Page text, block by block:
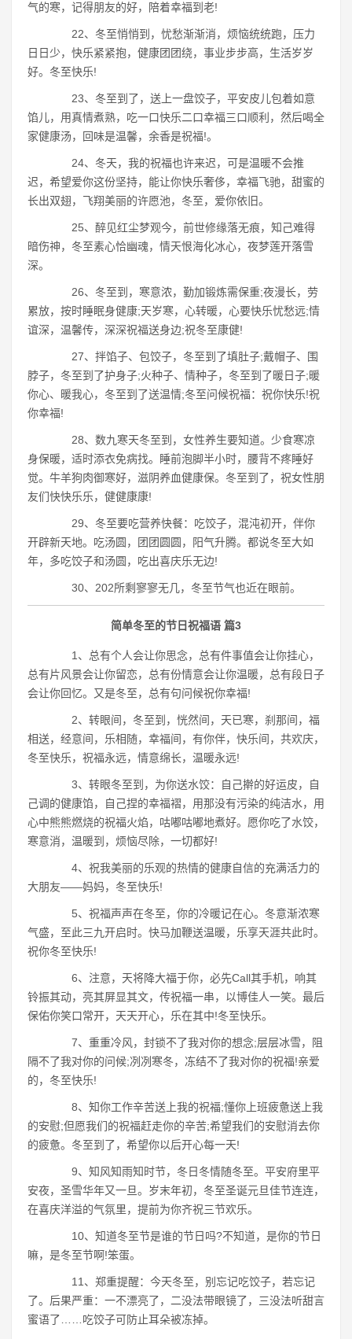
气的寒，记得朋友的好，陪着幸福到老!
22、冬至悄悄到，忧愁渐渐消，烦恼统统跑，压力
日日少，快乐紧紧抱，健康团团绕，事业步步高，生活岁岁
好。冬至快乐!
23、冬至到了，送上一盘饺子，平安皮儿包着如意
馅儿，用真情煮熟，吃一口快乐二口幸福三口顺利，然后喝全
家健康汤，回味是温馨，余香是祝福!。
24、冬天，我的祝福也许来迟，可是温暖不会推
迟，希望爱你这份坚持，能让你快乐奢侈，幸福飞驰，甜蜜的
长出双翅，飞翔美丽的许愿池，冬至，爱你依旧。
25、醉见红尘梦观今，前世修缘落无痕，知己难得
暗伤神，冬至素心恰幽魂，情天恨海化冰心，夜梦莲开落雪
深。
26、冬至到，寒意浓，勤加锻炼需保重;夜漫长，劳
累放，按时睡眠身健康;天岁寒，心转暖，心要快乐忧愁远;情
谊深，温馨传，深深祝福送身边;祝冬至康健!
27、拌馅子、包饺子，冬至到了填肚子;戴帽子、围
脖子，冬至到了护身子;火种子、情种子，冬至到了暖日子;暖
你心、暖我心，冬至到了送温情;冬至问候祝福：祝你快乐!祝
你幸福!
28、数九寒天冬至到，女性养生要知道。少食寒凉
身保暖，适时添衣免病找。睡前泡脚半小时，腰背不疼睡好
觉。牛羊狗肉御寒好，滋阴养血健康保。冬至到了，祝女性朋
友们快快乐乐，健健康康!
29、冬至要吃营养快餐：吃饺子，混沌初开，伴你
开辟新天地。吃汤圆，团团圆圆，阳气升腾。都说冬至大如
年，多吃饺子和汤圆，吃出喜庆乐无边!
30、202所剩寥寥无几，冬至节气也近在眼前。
简单冬至的节日祝福语 篇3
1、总有个人会让你思念，总有件事值会让你挂心，
总有片风景会让你留恋，总有份情意会让你温暖，总有段日子
会让你回忆。又是冬至，总有句问候祝你幸福!
2、转眼间，冬至到，恍然间，天已寒，刹那间，福
相送，经意间，乐相随，幸福间，有你伴，快乐间，共欢庆，
冬至快乐，祝福永远，情意绵长，温暖永远!
3、转眼冬至到，为你送水饺：自己擀的好运皮，自
己调的健康馅，自己捏的幸福褶，用那没有污染的纯洁水，用
心中熊熊燃烧的祝福火焰，咕嘟咕嘟地煮好。愿你吃了水饺，
寒意消，温暖到，烦恼尽除，一切都好!
4、祝我美丽的乐观的热情的健康自信的充满活力的
大朋友――妈妈，冬至快乐!
5、祝福声声在冬至，你的冷暖记在心。冬意渐浓寒
气盛，至此三九开启时。快马加鞭送温暖，乐享天涯共此时。
祝你冬至快乐!
6、注意，天将降大福于你，必先Call其手机，响其
铃振其动，亮其屏显其文，传祝福一串，以博佳人一笑。最后
保佑你笑口常开，天天开心，乐在其中!冬至快乐。
7、重重冷风，封锁不了我对你的想念;层层冰雪，阻
隔不了我对你的问候;冽冽寒冬，冻结不了我对你的祝福!亲爱
的，冬至快乐!
8、知你工作辛苦送上我的祝福;懂你上班疲惫送上我
的安慰;但愿我们的祝福赶走你的辛苦;希望我们的安慰消去你
的疲惫。冬至到了，希望你以后开心每一天!
9、知风知雨知时节，冬日冬情随冬至。平安府里平
安夜，圣雪华年又一旦。岁末年初，冬至圣诞元旦佳节连连，
在喜庆洋溢的气氛里，提前为你齐祝三节欢乐。
10、知道冬至节是谁的节日吗?不知道，是你的节日
嘛，是冬至节啊!笨蛋。
11、郑重提醒：今天冬至，别忘记吃饺子，若忘记
了。后果严重：一不漂亮了，二没法带眼镜了，三没法听甜言
蜜语了……吃饺子可防止耳朵被冻掉。